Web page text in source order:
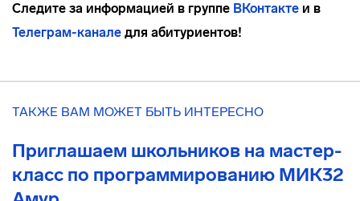
Следите за информацией в группе ВКонтакте и в
Телеграм-канале для абитуриентов!
ТАКЖЕ ВАМ МОЖЕТ БЫТЬ ИНТЕРЕСНО
Приглашаем школьников на мастер-
класс по программированию МИК32